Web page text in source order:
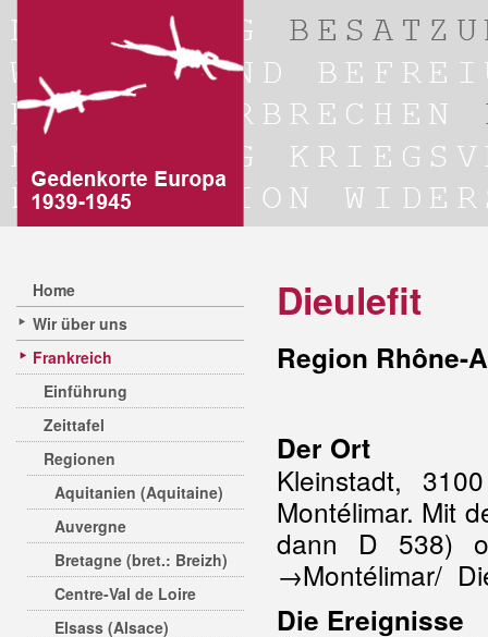
Home
Wir über uns
Frankreich
Einführung
Zeittafel
Regionen
Aquitanien (Aquitaine)
Auvergne
Bretagne (bret.: Breizh)
Centre-Val de Loire
Elsass (Alsace)
Dieulefit
Region Rhône-
Der Ort
Kleinstadt,
Montélimar. Mit
dann D 538)
→Montélimar/
Die Ereignisse